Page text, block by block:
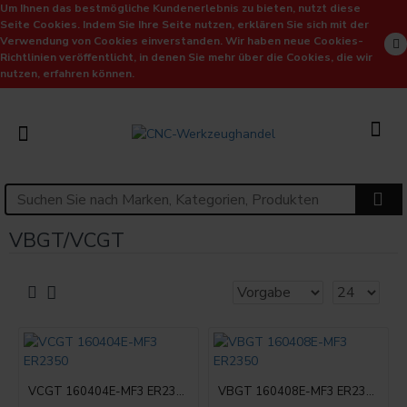
Um Ihnen das bestmögliche Kundenerlebnis zu bieten, nutzt diese
Seite Cookies. Indem Sie Ihre Seite nutzen, erklären Sie sich mit der
Verwendung von Cookies einverstanden. Wir haben neue Cookies-
Richtlinien veröffentlicht, in denen Sie mehr über die Cookies, die wir
nutzen, erfahren können.
VBGT/VCGT
VCGT 160404E-MF3 ER2350 VBGT 160408E-MF3 ER2350